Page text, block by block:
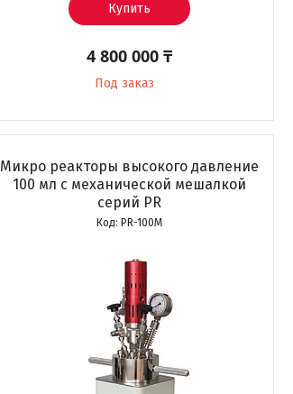
Купить
4 800 000 ₸
Под заказ
Микро реакторы высокого давление
100 мл с механической мешалкой
серий PR
PR-100M